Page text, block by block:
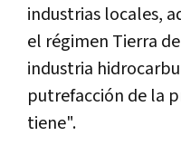
industrias locales,
el régimen Tierra
industria
putrefacción de la
tiene".